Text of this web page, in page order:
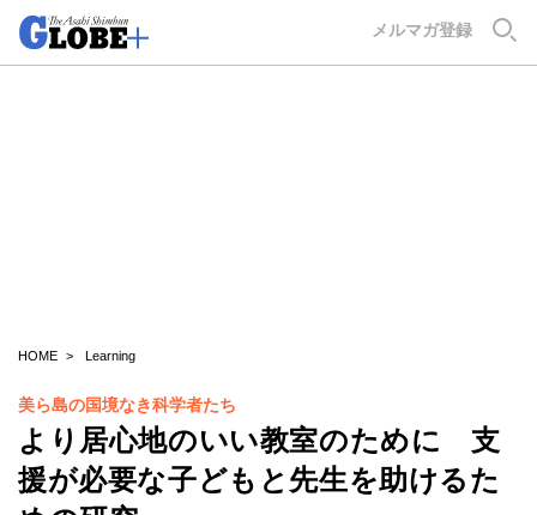
メルマガ登録
HOME Learning
美ら島の国境なき科学者たち
より居心地のいい教室のために 支
援が必要な子どもと先生を助けるた